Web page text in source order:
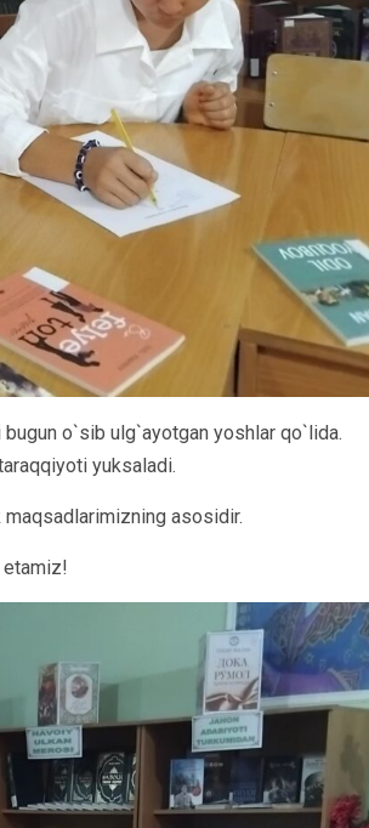
o`sib ulg`ayotgan yoshlar qo`lida.
yuksaladi.
maqsadlarimizning asosidir.
etamiz!